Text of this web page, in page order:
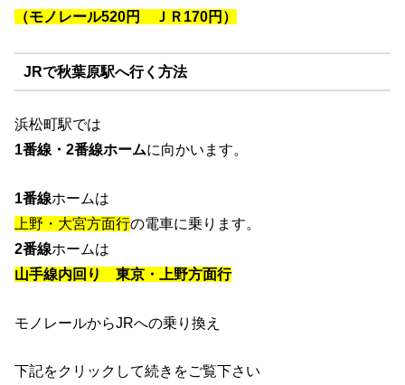
（モノレール520円 ＪＲ170円）
JRで秋葉原駅へ行く方法
浜松町駅では
1番線・2番線ホームに向かいます。
1番線ホームは
上野・大宮方面行の電車に乗ります。
2番線ホームは
山手線内回り 東京・上野方面行
モノレールからJRへの乗り換え
下記をクリックして続きをご覧下さい